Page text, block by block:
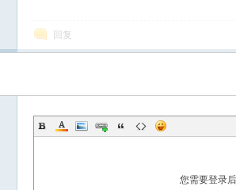
回复
您需要登录